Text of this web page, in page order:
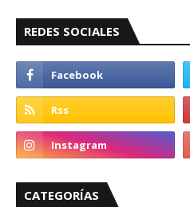
REDES SOCIALES
CATEGORÍAS